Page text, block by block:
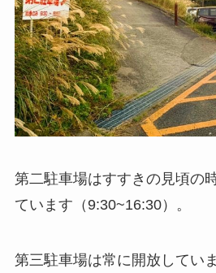
第二駐車場はすすきの見頃の
ています（9:30~16:30）。
第三駐車場は常に開放してい